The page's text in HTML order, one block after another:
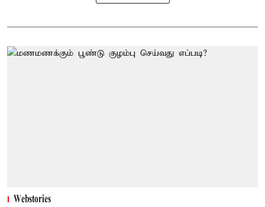
Webstories